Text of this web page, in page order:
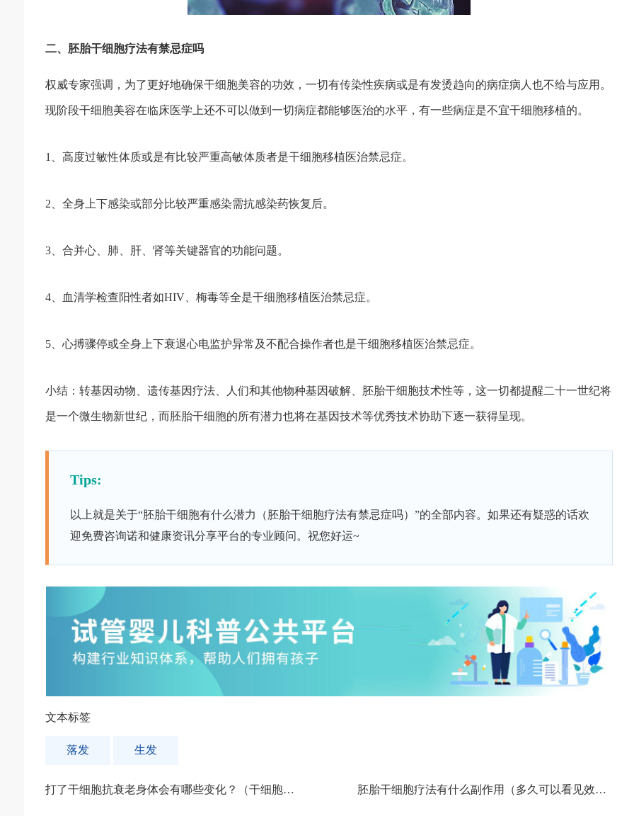
二、胚胎干细胞疗法有禁忌症吗
权威专家强调，为了更好地确保干细胞美容的功效，一切有传染性疾病或是有发烫趋向的病症病人也不给与应用。
现阶段干细胞美容在临床医学上还不可以做到一切病症都能够医治的水平，有一些病症是不宜干细胞移植的。
1、高度过敏性体质或是有比较严重高敏体质者是干细胞移植医治禁忌症。
2、全身上下感染或部分比较严重感染需抗感染药恢复后。
3、合并心、肺、肝、肾等关键器官的功能问题。
4、血清学检查阳性者如HIV、梅毒等全是干细胞移植医治禁忌症。
5、心搏骤停或全身上下衰退心电监护异常及不配合操作者也是干细胞移植医治禁忌症。
小结：转基因动物、遗传基因疗法、人们和其他物种基因破解、胚胎干细胞技术性等，这一切都提醒二十一世纪将
是一个微生物新世纪，而胚胎干细胞的所有潜力也将在基因技术等优秀技术协助下逐一获得呈现。
Tips:
以上就是关于“胚胎干细胞有什么潜力（胚胎干细胞疗法有禁忌症吗）”的全部内容。如果还有疑惑的话欢
迎免费咨询诺和健康资讯分享平台的专业顾问。祝您好运~
文本标签
落发 生发
打了干细胞抗衰老身体会有哪些变化？（干细胞抗
胚胎干细胞疗法有什么副作用（多久可以看见效